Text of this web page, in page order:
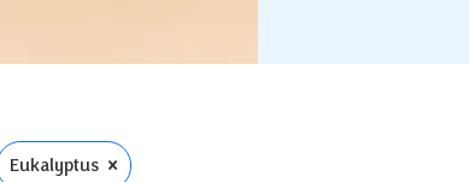
Eukalyptus ×